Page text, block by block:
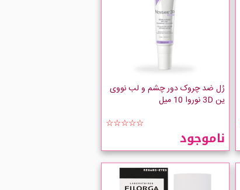
رُل ضد چروک دور چشم و لب نووی
ین 3D نوروا 10 میل
☆☆☆☆☆
ناموجود